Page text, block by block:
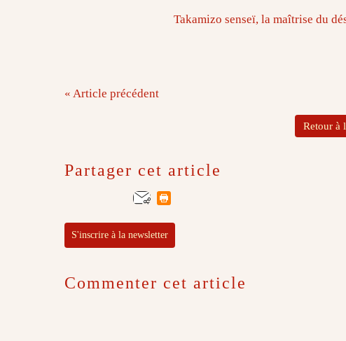
Takamizo senseï, la maîtrise du
« Article précédent
Retour à
Partager cet article
S'inscrire à la newsletter
Commenter cet article